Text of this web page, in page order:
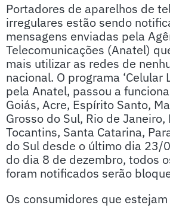
Portadores de aparelhos de
irregulares estão sendo
mensagens enviadas pela
Telecomunicações (Anatel)
mais utilizar as redes de
nacional. O programa ‘Celular
pela Anatel, passou a
Goiás, Acre, Espírito Santo,
Grosso do Sul, Rio de Janeiro,
Tocantins, Santa Catarina,
do Sul desde o último dia 23/
do dia 8 de dezembro, todos
foram notificados serão
Os consumidores que